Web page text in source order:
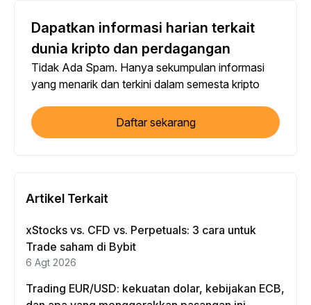
Dapatkan informasi harian terkait
dunia kripto dan perdagangan
Tidak Ada Spam. Hanya sekumpulan informasi
yang menarik dan terkini dalam semesta kripto
Daftar sekarang
Artikel Terkait
xStocks vs. CFD vs. Perpetuals: 3 cara untuk
Trade saham di Bybit
6 Agt 2026
Trading EUR/USD: kekuatan dolar, kebijakan ECB,